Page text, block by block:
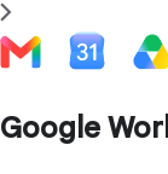
Google